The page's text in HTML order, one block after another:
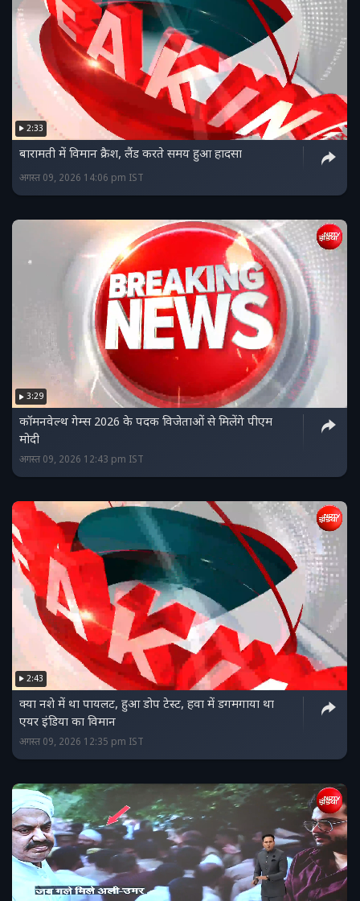
2:33
बारामती में विमान क्रैश, लैंड करते समय हुआ हादसा
अगस्त 09, 2026 14:06 pm IST
3:29
कॉमनवेल्थ गेम्स 2026 के पदक विजेताओं से मिलेंगे पीएम
मोदी
अगस्त 09, 2026 12:43 pm IST
2:43
क्‍या नशे में था पायलट, हुआ डोप टेस्‍ट, हवा में डगमगाया था
एयर इंडिया का विमान
अगस्त 09, 2026 12:35 pm IST